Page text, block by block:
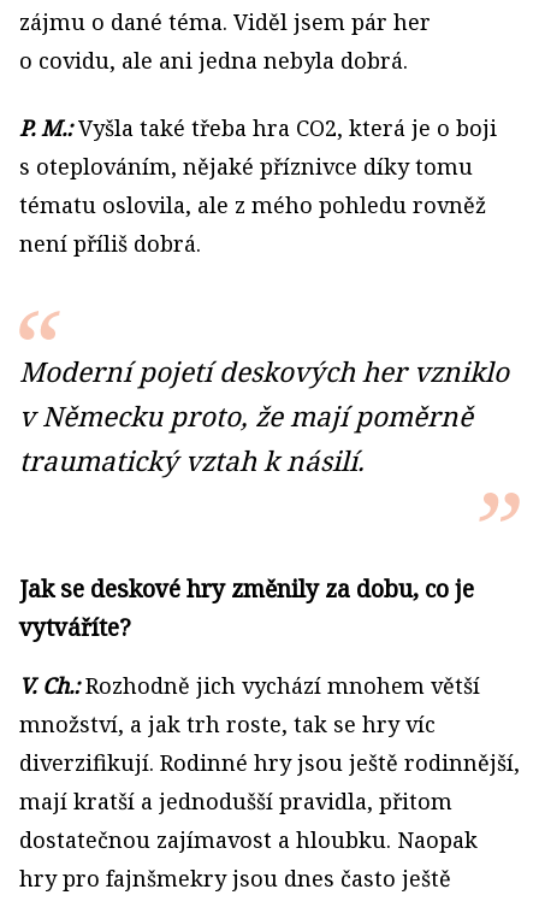
zájmu o dané téma. Viděl jsem pár her
o covidu, ale ani jedna nebyla dobrá.
P. M.:Vyšla také třeba hra CO2, která je o boji
s oteplováním, nějaké příznivce díky tomu
tématu oslovila, ale z mého pohledu rovněž
není příliš dobrá.
Moderní pojetí deskových her vzniklo
v Německu proto, že mají poměrně
traumatický vztah k násilí.
Jak se deskové hry změnily za dobu, co je
vytváříte?
V. Ch.: Rozhodně jich vychází mnohem větší
množství, a jak trh roste, tak se hry víc
diverzifikují. Rodinné hry jsou ještě rodinnější,
mají kratší a jednodušší pravidla, přitom
dostatečnou zajímavost a hloubku. Naopak
hry pro fajnšmekry jsou dnes často ještě